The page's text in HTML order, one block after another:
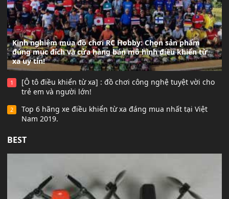
Kinh nghiệm mua đồ chơi RC Hobby: Chọn sản phẩm
đúng mục đích và cửa hàng bán mô hình điều khiển từ
xa uy tín!
1
[Ô tô điều khiển từ xa] : đồ chơi công nghệ tuyệt vời cho
trẻ em và người lớn!
2
Top 6 hãng xe điều khiển từ xa đáng mua nhất tại Việt
Nam 2019.
BEST